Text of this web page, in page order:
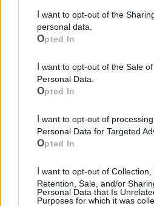
personal data.
Opted In
Personal Data.
Opted In
Personal Data for Targeted
Opted In
Retention, Sale, and/or
Personal Data that Is
Purposes for which it was
presidente Veronica Salinaro:
dare dignità, voce e prospettiva a
dimenticato. Questo premio ci
a puntare sull’innovazione
e sul rafforzamento della nostra
premiati insieme a grandi
Il prossimo passo? Continuare a
raccontare una storia di impresa,